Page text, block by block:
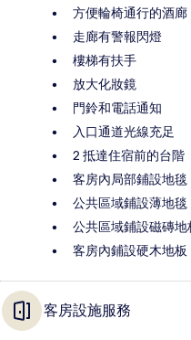
方便輪椅通行的酒廊
走廊有警報閃燈
樓梯有扶手
放大化妝鏡
門鈴和電話通知
入口通道光線充足
2 抵達住宿前的台階
客房內局部鋪設地毯
公共區域鋪設薄地毯
公共區域鋪設磁磚地
客房內鋪設硬木地板
客房設施服務